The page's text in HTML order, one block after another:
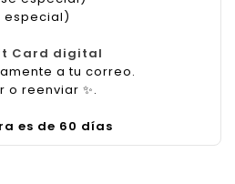
especial)
Card digital
a tu correo.
o reenviar ✨.
es de 60 días